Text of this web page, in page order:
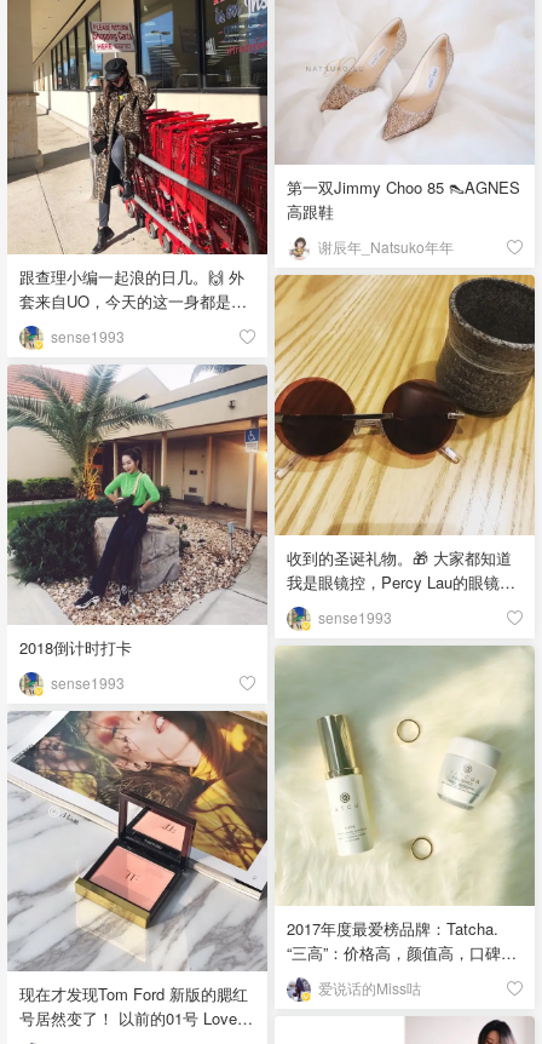
第一双Jimmy Choo 85 👠AGNES
高跟鞋
谢辰年_Natsuko年年
跟查理小编一起浪的日几。🙌 外
套来自UO，今天的这一身都是
oversize。因为上次回国吃多了养
了点膘，穿大尺码可以藏点肉。
（张惠璟）🤟🏻外套M号，内搭也
是UO自己出的复古系列，是男码
的L号，单穿其实是很显胖的，但
穿在冬天的外套里，有一点颜色
感觉挺酷的。最近UO的打折区太
好逛啦！大家有时间记得去看
看。😋「该晒货来自
@sense1993-北美省钱快报，版
权归原作者所有」
sense1993
收到的圣诞礼物。🎁 大家都知道
我是眼镜控，Percy Lau的眼镜已
经收了三幅了。这幅双层镜片的
非常有辨识度，但是如果你是想
买质感很好的，我不会很推荐这
个牌子，因为做工也就是中规中
矩。但如果你想要一副回头率很
高的，那就是Percy Lau没错啦。
美国有官网可以直接买。对了大
家快去关注我们的ins账号
dm_report哇！「该晒货来自
@sense1993-北美省钱快报，版
权归原作者所有」
sense1993
2018倒计时打卡
sense1993
2017年度最爱榜品牌：Tatcha.
“三高”：价格高，颜值高，口碑
高。「该晒货来自@爱说话的
Miss咕-北美省钱快报，版权归原
爱说话的Miss咕
现在才发现Tom Ford 新版的腮红
号居然变了！ 以前的01号 Love